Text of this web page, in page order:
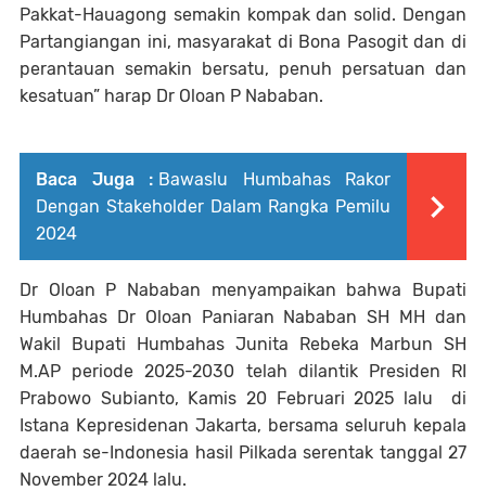
Pakkat-Hauagong semakin kompak dan solid. Dengan
Partangiangan ini, masyarakat di Bona Pasogit dan di
perantauan semakin bersatu, penuh persatuan dan
kesatuan” harap Dr Oloan P Nababan.
Baca Juga : Bawaslu Humbahas Rakor
Dengan Stakeholder Dalam Rangka Pemilu
2024
Dr Oloan P Nababan menyampaikan bahwa Bupati
Humbahas Dr Oloan Paniaran Nababan SH MH dan
Wakil Bupati Humbahas Junita Rebeka Marbun SH
M.AP periode 2025-2030 telah dilantik Presiden RI
Prabowo Subianto, Kamis 20 Februari 2025 lalu di
Istana Kepresidenan Jakarta, bersama seluruh kepala
daerah se-Indonesia hasil Pilkada serentak tanggal 27
November 2024 lalu.